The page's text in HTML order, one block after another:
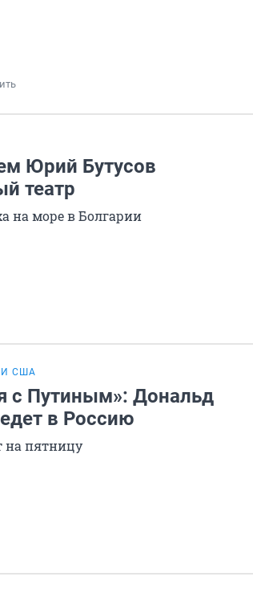
Юрий Бутусов
театр
на море в Болгарии
И США
с Путиным»: Дональд
в Россию
на пятницу